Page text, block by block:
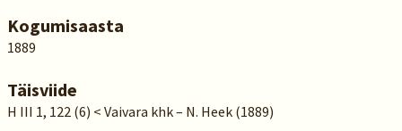
Kogumisaasta
1889
Täisviide
H III 1, 122 (6) < Vaivara khk – N. Heek (1889)